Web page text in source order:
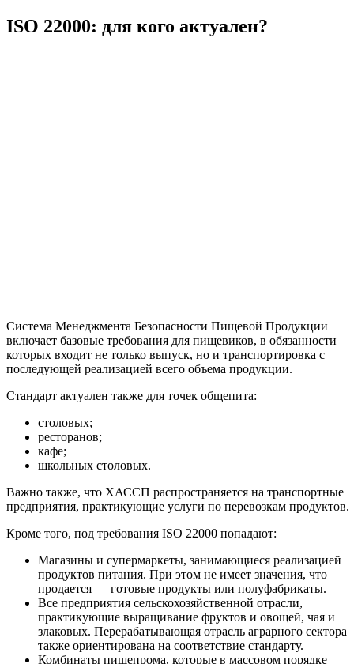
ISO 22000: для кого актуален?
Система Менеджмента Безопасности Пищевой Продукции
включает базовые требования для пищевиков, в обязанности
которых входит не только выпуск, но и транспортировка с
последующей реализацией всего объема продукции.
Стандарт актуален также для точек общепита:
столовых;
ресторанов;
кафе;
школьных столовых.
Важно также, что ХАССП распространяется на транспортные
предприятия, практикующие услуги по перевозкам продуктов.
Кроме того, под требования ISO 22000 попадают:
Магазины и супермаркеты, занимающиеся реализацией
продуктов питания. При этом не имеет значения, что
продается — готовые продукты или полуфабрикаты.
Все предприятия сельскохозяйственной отрасли,
практикующие выращивание фруктов и овощей, чая и
злаковых. Перерабатывающая отрасль аграрного сектора
также ориентирована на соответствие стандарту.
Комбинаты пищепрома, которые в массовом порядке